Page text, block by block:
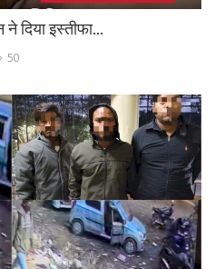
ने दिया इस्तीफा...
50